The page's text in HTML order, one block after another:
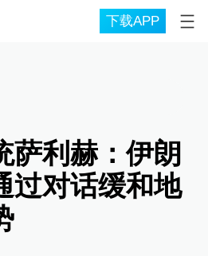
下载APP
萨利赫：伊朗
过对话缓和地